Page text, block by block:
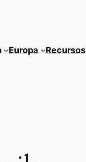
Europa Recursos